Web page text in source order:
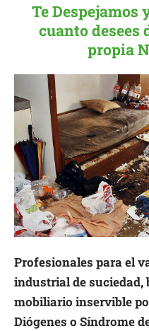
Te Despejamos
cuanto desees
propia
Profesionales para el
industrial de suciedad,
mobiliario inservible
Diógenes o Síndrome